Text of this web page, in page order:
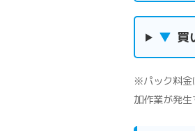
▼ 買
※パック料金
加作業が発生